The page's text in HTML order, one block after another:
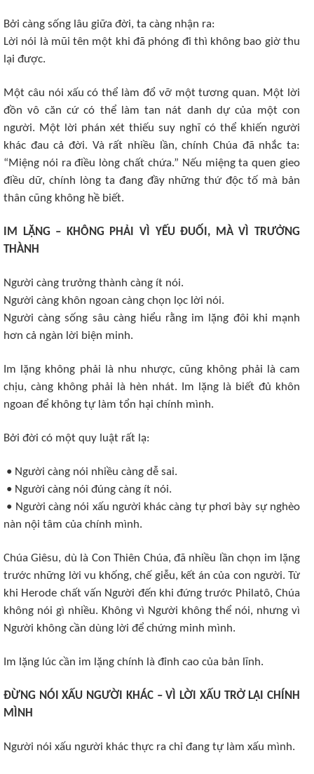
Bởi càng sống lâu giữa đời, ta càng nhận ra:
Lời nói là mũi tên một khi đã phóng đi thì không bao giờ thu
lại được.
Một câu nói xấu có thể làm đổ vỡ một tương quan. Một lời
đồn vô căn cứ có thể làm tan nát danh dự của một con
người. Một lời phán xét thiếu suy nghĩ có thể khiến người
khác đau cả đời. Và rất nhiều lần, chính Chúa đã nhắc ta:
“Miệng nói ra điều lòng chất chứa.” Nếu miệng ta quen gieo
điều dữ, chính lòng ta đang đầy những thứ độc tố mà bản
thân cũng không hề biết.
IM LẶNG – KHÔNG PHẢI VÌ YẾU ĐUỐI, MÀ VÌ TRƯỞNG
THÀNH
Người càng trưởng thành càng ít nói.
Người càng khôn ngoan càng chọn lọc lời nói.
Người càng sống sâu càng hiểu rằng im lặng đôi khi mạnh
hơn cả ngàn lời biện minh.
Im lặng không phải là nhu nhược, cũng không phải là cam
chịu, càng không phải là hèn nhát. Im lặng là biết đủ khôn
ngoan để không tự làm tổn hại chính mình.
Bởi đời có một quy luật rất lạ:
• Người càng nói nhiều càng dễ sai.
• Người càng nói đúng càng ít nói.
• Người càng nói xấu người khác càng tự phơi bày sự nghèo
nàn nội tâm của chính mình.
Chúa Giêsu, dù là Con Thiên Chúa, đã nhiều lần chọn im lặng
trước những lời vu khống, chế giễu, kết án của con người. Từ
khi Herode chất vấn Người đến khi đứng trước Philatô, Chúa
không nói gì nhiều. Không vì Người không thể nói, nhưng vì
Người không cần dùng lời để chứng minh mình.
Im lặng lúc cần im lặng chính là đỉnh cao của bản lĩnh.
ĐỪNG NÓI XẤU NGƯỜI KHÁC – VÌ LỜI XẤU TRỞ LẠI CHÍNH
MÌNH
Người nói xấu người khác thực ra chỉ đang tự làm xấu mình.